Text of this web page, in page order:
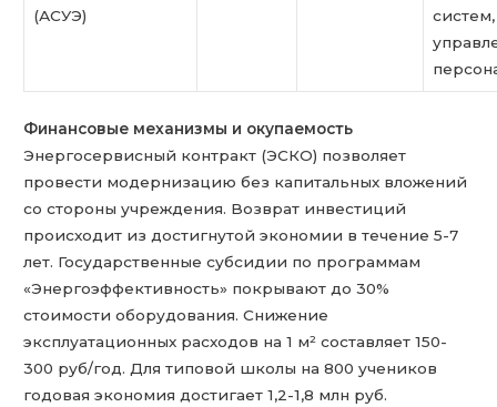
(АСУЭ)
Финансовые механизмы и окупаемость
Энергосервисный контракт (ЭСКО) позволяет
провести модернизацию без капитальных вложений
со стороны учреждения. Возврат инвестиций
происходит из достигнутой экономии в течение 5-7
лет. Государственные субсидии по программам
«Энергоэффективность» покрывают до 30%
стоимости оборудования. Снижение
эксплуатационных расходов на 1 м² составляет 150-
300 руб/год. Для типовой школы на 800 учеников
годовая экономия достигает 1,2-1,8 млн руб.